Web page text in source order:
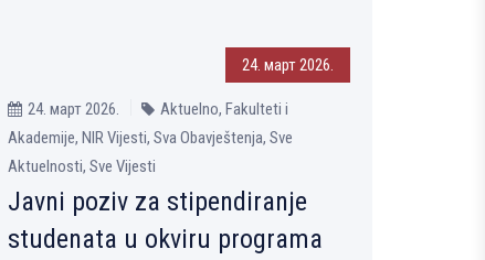
24. март 2026.
24. март 2026.
Aktuelno, Fakulteti i
Akademije, NIR Vijesti, Sva Obavještenja, Sve
Aktuelnosti, Sve Vijesti
Javni poziv za stipendiranje
studenata u okviru programa